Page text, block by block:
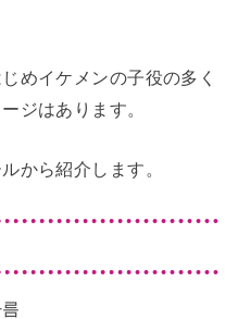
めイケメンの子役の多く
ジはあります。
から紹介します。